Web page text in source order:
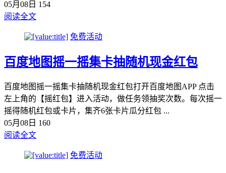
05月08日 154
阅读全文
免费活动
百度地图摇一摇集卡抽随机现金红包
百度地图摇一摇集卡抽随机现金红包打开百度地图APP 点击
左上角的【摇红包】进入活动，做任务领抽奖次数。每次摇一
摇得随机红包或卡片，集齐6张卡片瓜分红包 ...
05月08日 160
阅读全文
免费活动